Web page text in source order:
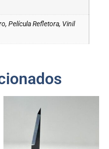
Película Refletora, Vinil